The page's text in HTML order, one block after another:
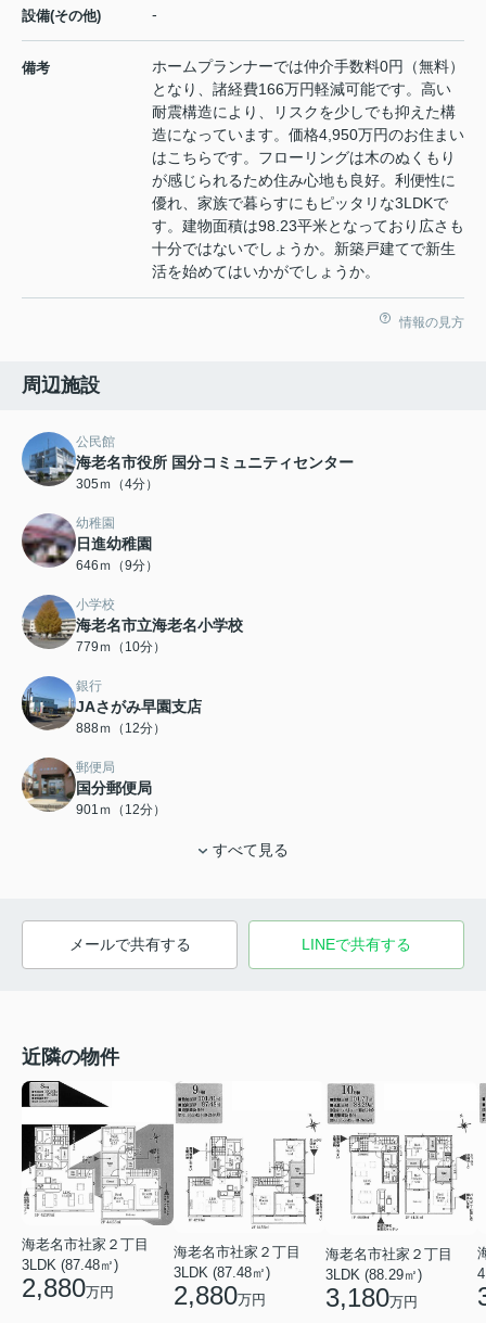
設備(その他) -
備考
ホームプランナーでは仲介手数料0円（無料）
となり、諸経費166万円軽減可能です。高い
耐震構造により、リスクを少しでも抑えた構
造になっています。価格4,950万円のお住まい
はこちらです。フローリングは木のぬくもり
が感じられるため住み心地も良好。利便性に
優れ、家族で暮らすにもピッタリな3LDKで
す。建物面積は98.23平米となっており広さも
十分ではないでしょうか。新築戸建てで新生
活を始めてはいかがでしょうか。
情報の見方
周辺施設
公民館
海老名市役所 国分コミュニティセンター
305ｍ（4分）
幼稚園
日進幼稚園
646ｍ（9分）
小学校
海老名市立海老名小学校
779ｍ（10分）
銀行
JAさがみ早園支店
888ｍ（12分）
郵便局
国分郵便局
901ｍ（12分）
すべて見る
メールで共有する LINEで共有する
近隣の物件
海老名市社家２丁目
3LDK (87.48㎡)
2,880万円
海老名市社家２丁目
3LDK (87.48㎡)
2,880万円
海老名市社家２丁目
3LDK (88.29㎡)
3,180万円